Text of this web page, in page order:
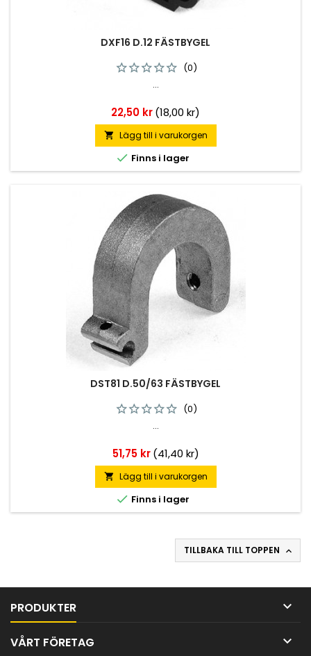
DXF16 D.12 FÄSTBYGEL
(0)
...
Pris
22,50 kr(18,00 kr)
 Lägg till i varukorgen
 Finns i lager
DST81 D.50/63 FÄSTBYGEL
(0)
...
Pris
51,75 kr (41,40 kr)
 Lägg till i varukorgen
 Finns i lager
TILLBAKA TILL TOPPEN 
PRODUKTER 
VÅRT FÖRETAG 